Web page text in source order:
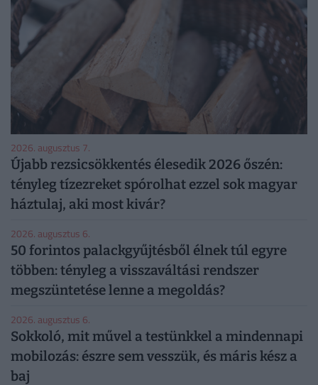
2026. augusztus 7.
Újabb rezsicsökkentés élesedik 2026 őszén:
tényleg tízezreket spórolhat ezzel sok magyar
háztulaj, aki most kivár?
2026. augusztus 6.
50 forintos palackgyűjtésből élnek túl egyre
többen: tényleg a visszaváltási rendszer
megszüntetése lenne a megoldás?
2026. augusztus 6.
Sokkoló, mit művel a testünkkel a mindennapi
mobilozás: észre sem vesszük, és máris kész a
baj